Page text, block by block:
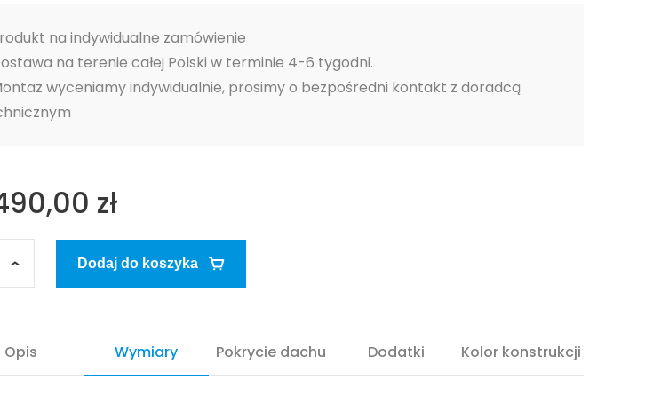
na indywidualne zamówienie
na terenie całej Polski w terminie 4-6 tygodni.
wyceniamy indywidualnie, prosimy o bezpośredni kontakt z doradcą
zł
Dodaj do koszyka
Opis Wymiary Pokrycie dachu Dodatki Kolor konstrukcji